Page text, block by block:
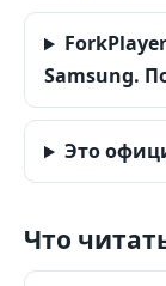
Samsung.
Это
Что